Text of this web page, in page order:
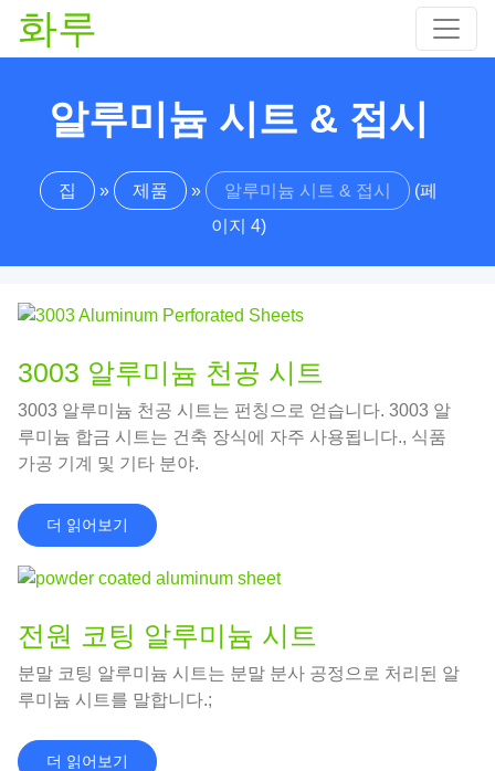
화루
알루미늄 시트 & 접시
집 » 제품 » 알루미늄 시트 & 접시
(페
이지 4)
3003 알루미늄 천공 시트
3003 알루미늄 천공 시트는 펀칭으로 얻습니다. 3003 알
루미늄 합금 시트는 건축 장식에 자주 사용됩니다., 식품
가공 기계 및 기타 분야.
더 읽어보기
전원 코팅 알루미늄 시트
분말 코팅 알루미늄 시트는 분말 분사 공정으로 처리된 알
루미늄 시트를 말합니다.;
더 읽어보기